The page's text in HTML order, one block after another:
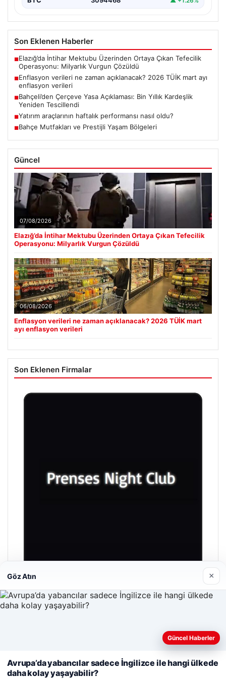
Son Eklenen Haberler
■Elazığ’da İntihar Mektubu Üzerinden Ortaya Çıkan Tefecilik
Operasyonu: Milyarlık Vurgun Çözüldü
■Enflasyon verileri ne zaman açıklanacak? 2026 TÜİK mart ayı
enflasyon verileri
■Bahçeli’den Çerçeve Yasa Açıklaması: Bin Yıllık Kardeşlik
Yeniden Tescillendi
■Yatırım araçlarının haftalık performansı nasıl oldu?
■Bahçe Mutfakları ve Prestijli Yaşam Bölgeleri
Güncel
07/08/2026
Elazığ’da İntihar Mektubu Üzerinden Ortaya Çıkan Tefecilik
Operasyonu: Milyarlık Vurgun Çözüldü
06/08/2026
Enflasyon verileri ne zaman açıklanacak? 2026 TÜİK mart
ayı enflasyon verileri
Son Eklenen Firmalar
Prenses Night Club
29/04/2026
Web sitemizi nasıl kullandığınızı daha iyi anlayabilmek,
kullanıyoruz.Çerez Politikamız
Göz Atın ×
Güncel Haberler
Avrupa’da yabancılar sadece İngilizce ile hangi ülkede
daha kolay yaşayabilir?